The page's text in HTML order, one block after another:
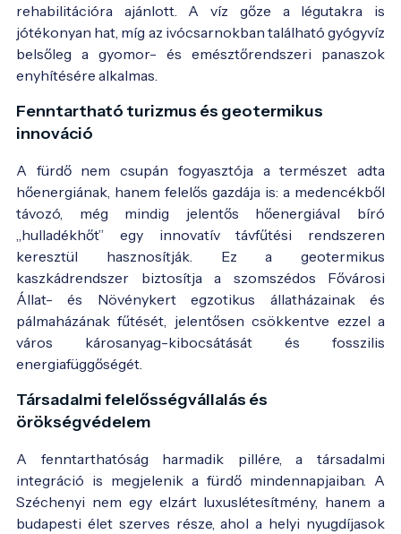
rehabilitációra ajánlott. A víz gőze a légutakra is
jótékonyan hat, míg az ivócsarnokban található gyógyvíz
belsőleg a gyomor- és emésztőrendszeri panaszok
enyhítésére alkalmas.
Fenntartható turizmus és geotermikus
innováció
A fürdő nem csupán fogyasztója a természet adta
hőenergiának, hanem felelős gazdája is: a medencékből
távozó, még mindig jelentős hőenergiával bíró
„hulladékhőt” egy innovatív távfűtési rendszeren
keresztül hasznosítják. Ez a geotermikus
kaszkádrendszer biztosítja a szomszédos Fővárosi
Állat- és Növénykert egzotikus állatházainak és
pálmaházának fűtését, jelentősen csökkentve ezzel a
város károsanyag-kibocsátását és fosszilis
energiafüggőségét.
Társadalmi felelősségvállalás és
örökségvédelem
A fenntarthatóság harmadik pillére, a társadalmi
integráció is megjelenik a fürdő mindennapjaiban. A
Széchenyi nem egy elzárt luxuslétesítmény, hanem a
budapesti élet szerves része, ahol a helyi nyugdíjasok